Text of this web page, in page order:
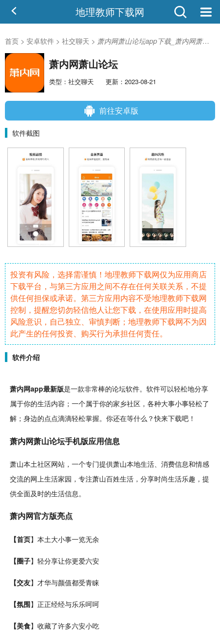
地理教师下载网
首页 > 安卓软件 > 社交聊天 > 萧内网萧山论坛app下载_萧内网萧山论坛v2.3.8 安卓官方版安卓版
萧内网萧山论坛
类型：社交聊天 更新：2023-08-21
前往安卓版
软件截图
投资有风险，选择需谨慎！地理教师下载网仅为应用商店
下载平台，与第三方应用之间不存在任何关联关系，不提
供任何担保或承诺。第三方应用内容不受地理教师下载网
控制，提醒您切勿轻信他人让您下载，在使用应用时提高
风险意识，自己独立、审慎判断；地理教师下载网不为因
此产生的任何投资、购买行为承担任何责任。
软件介绍
萧内网app最新版是一款非常棒的论坛软件。软件可以轻松地分享
属于你的生活内容；一个属于你的家乡社区 ，各种大事小事轻松了
解；身边的点点滴滴轻松掌握。你还在等什么？快来下载吧！
萧内网萧山论坛手机版应用信息
萧山本土社区网站，一个专门提供萧山本地生活、消费信息和情感
交流的网上生活家园 ， 专注萧山百姓生活，分享时尚生活乐趣，提
供全面及时的生活信息。
萧内网官方版亮点
【首页】本土大小事一览无余
【圈子】轻分享让你更爱六安
【交友】才华与颜值都受青睐
【氛围】正正经经与乐乐呵呵
【美食】收藏了许多六安小吃